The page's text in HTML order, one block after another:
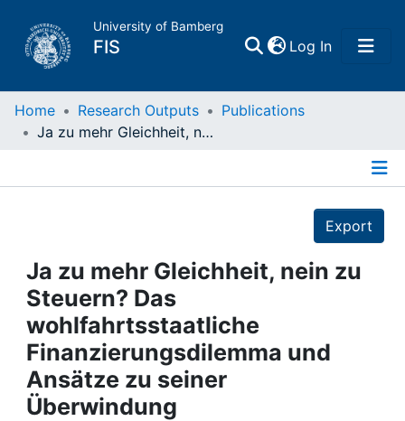
University of Bamberg
FIS Log In(current)
Home
Projects
People
Institutions
Awards
Home Research Outputs
Publications
Ja zu mehr Gleichheit, nein zu Steuern? Das wohlfahrtsstaatliche Finanzierungsdilemma und Ansätze zu seiner Überwindung
Export
Ja zu mehr Gleichheit, nein zu
Steuern? Das
wohlfahrtsstaatliche
Finanzierungsdilemma und
Ansätze zu seiner
Überwindung